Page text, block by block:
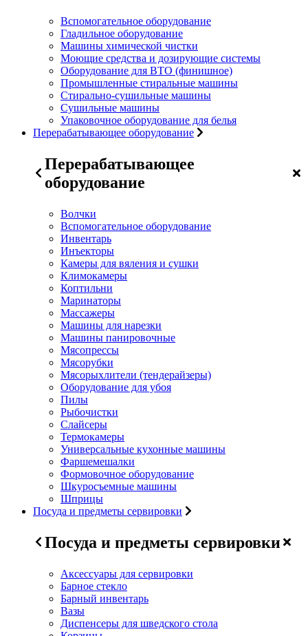
Вспомогательное оборудование
Гладильное оборудование
Машины химической чистки
Моющие средства и дозирующие системы
Оборудование для ВТО (финишное)
Промышленные стиральные машины
Стирально-сушильные машины
Сушильные машины
Упаковочное оборудование для белья
Перерабатывающее оборудование
Перерабатывающее
оборудование
Волчки
Вспомогательное оборудование
Инвентарь
Инъекторы
Камеры для вяления и сушки
Климокамеры
Коптильни
Маринаторы
Массажеры
Машины для нарезки
Машины панировочные
Мясопрессы
Мясорубки
Мясорыхлители (тендерайзеры)
Оборудование для убоя
Пилы
Рыбочистки
Слайсеры
Термокамеры
Универсальные кухонные машины
Фаршемешалки
Формовочное оборудование
Шкуросъемные машины
Шприцы
Посуда и предметы сервировки
Посуда и предметы сервировки
Аксессуары для сервировки
Барное стекло
Барный инвентарь
Вазы
Диспенсеры для шведского стола